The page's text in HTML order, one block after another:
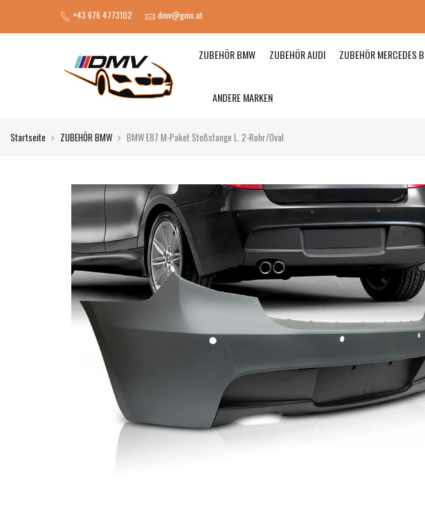
+43 676 4773102 dmv@gmx.at
ZUBEHÖR BMW ZUBEHÖR AUDI ZUBEHÖR MERCEDES
ANDERE MARKEN
Startseite ZUBEHÖR BMW BMW E87 M-Paket Stoßstange L. 2-Rohr/Oval